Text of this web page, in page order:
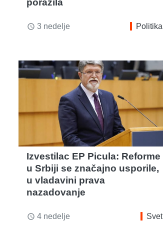
porazila
access_time 3 nedelje Politika
Izvestilac EP Picula: Reforme
u Srbiji se značajno usporile,
u vladavini prava
nazadovanje
access_time 4 nedelje Svet